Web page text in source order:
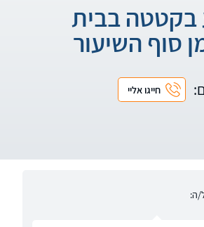
בקטטה בבית
סוף השיעור
חייגו אליי
ה: